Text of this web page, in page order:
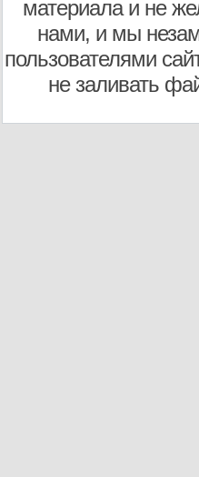
материала и не
нами, и мы
пользователями
не заливать